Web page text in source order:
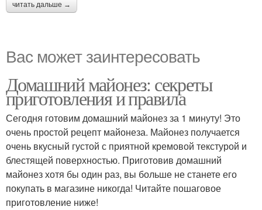
читать дальше →
Вас может заинтересовать
Домашний майонез: секреты
приготовления и правила
Сегодня готовим домашний майонез за 1 минуту! Это
очень простой рецепт майонеза. Майонез получается
очень вкусный густой с приятной кремовой текстурой и
блестящей поверхностью. Приготовив домашний
майонез хотя бы один раз, вы больше не станете его
покупать в магазине никогда! Читайте пошаговое
приготовление ниже!